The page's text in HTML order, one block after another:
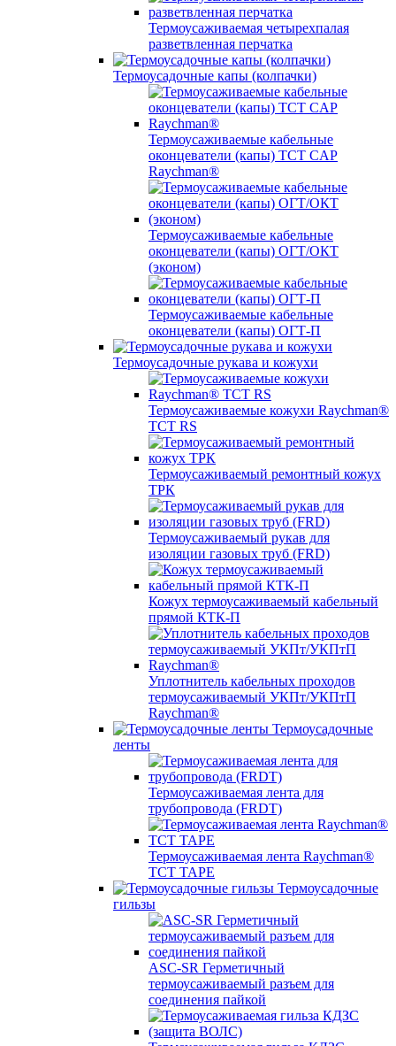
Термоусаживаемая четырехпалая
разветвленная перчатка
Термоусадочные капы (колпачки)
Термоусаживаемые кабельные
оконцеватели (капы) ТCT CAP
Raychman®
Термоусаживаемые кабельные
оконцеватели (капы) ОГТ/ОКТ
(эконом)
Термоусаживаемые кабельные
оконцеватели (капы) ОГТ-П
Термоусадочные рукава и кожухи
Термоусаживаемые кожухи Raychman®
TCT RS
Термоусаживаемый ремонтный кожух
ТРК
Термоусаживаемый рукав для
изоляции газовых труб (FRD)
Кожух термоусаживаемый кабельный
прямой КТК-П
Уплотнитель кабельных проходов
термоусаживаемый УКПт/УКПтП
Raychman®
Термоусадочные
ленты
Термоусаживаемая лента для
трубопровода (FRDT)
Термоусаживаемая лента Raychman®
TCT TAPE
Термоусадочные
гильзы
ASC‐SR Герметичный
термоусаживаемый разъем для
соединения пайкой